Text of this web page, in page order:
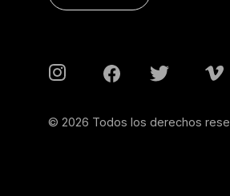
© 2026 Todos los derechos